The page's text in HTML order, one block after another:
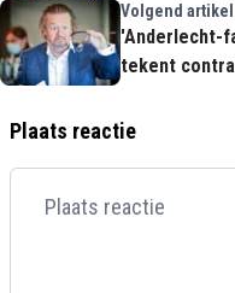
Volgend artikel
'Anderlecht-
tekent
Plaats reactie